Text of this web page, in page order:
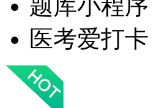
题库小程序
医考爱打卡